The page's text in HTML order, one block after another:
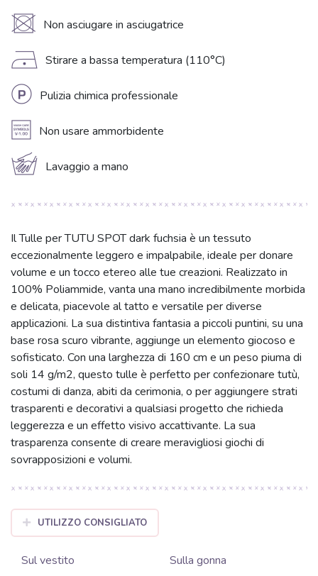
U Non asciugare in asciugatrice
D Stirare a bassa temperatura (110°C)
L Pulizia chimica professionale
A Non usare ammorbidente
c Lavaggio a mano
Il Tulle per TUTU SPOT dark fuchsia è un tessuto
eccezionalmente leggero e impalpabile, ideale per donare
volume e un tocco etereo alle tue creazioni. Realizzato in
100% Poliammide, vanta una mano incredibilmente morbida
e delicata, piacevole al tatto e versatile per diverse
applicazioni. La sua distintiva fantasia a piccoli puntini, su una
base rosa scuro vibrante, aggiunge un elemento giocoso e
sofisticato. Con una larghezza di 160 cm e un peso piuma di
soli 14 g/m2, questo tulle è perfetto per confezionare tutù,
costumi di danza, abiti da cerimonia, o per aggiungere strati
trasparenti e decorativi a qualsiasi progetto che richieda
leggerezza e un effetto visivo accattivante. La sua
trasparenza consente di creare meravigliosi giochi di
sovrapposizioni e volumi.
UTILIZZO CONSIGLIATO
Sul vestito
Sulla gonna